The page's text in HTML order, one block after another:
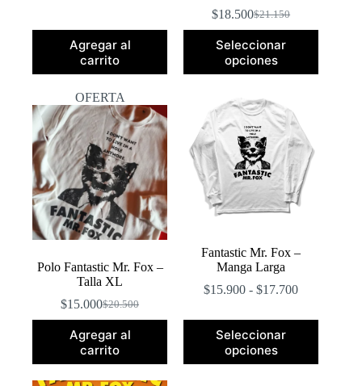
Agregar al
carrito
$21.150
El
original
era:
$21.150.
$18.500El
actual
es:
$18.500.
Seleccionar
opciones
OFERTA
Polo Fantastic Mr. Fox –
Talla XL
$20.500
El
original
era:
$20.500.
$15.000El
actual
es:
$15.000.
Agregar al
carrito
Fantastic Mr. Fox –
Manga Larga
$15.900 - $17.700Rango
precios:
hasta
Seleccionar
opciones
producto
tiene